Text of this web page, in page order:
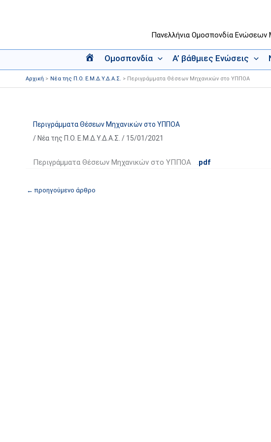
Πανελλήνια Ομοσπονδία
Α
ρ
χ
ή
Ομοσπονδία Α’ βάθμιες Ενώσεις
Αρχική Νέα της Π.Ο. Ε.Μ.Δ.Υ.Δ.Α.Σ. Περιγράμματα Θέσεων Μηχανικών στο ΥΠΠΟΑ
Περιγράμματα Θέσεων Μηχανικών στο ΥΠΠΟΑ
/ Νέα της Π.Ο. Ε.Μ.Δ.Υ.Δ.Α.Σ. / 15/01/2021
Περιγράμματα Θέσεων Μηχανικών στο ΥΠΠΟΑ .pdf
← προηγούμενο άρθρο